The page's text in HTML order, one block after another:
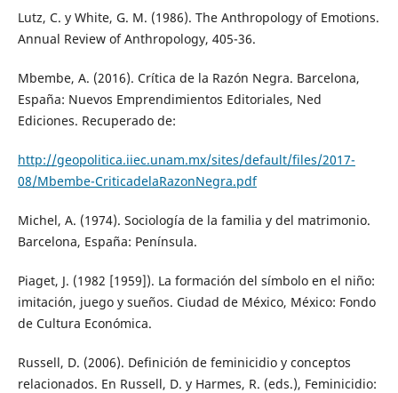
Lutz, C. y White, G. M. (1986). The Anthropology of Emotions.
Annual Review of Anthropology, 405-36.
Mbembe, A. (2016). Crítica de la Razón Negra. Barcelona,
España: Nuevos Emprendimientos Editoriales, Ned
Ediciones. Recuperado de:
http://geopolitica.iiec.unam.mx/sites/default/files/2017-
08/Mbembe-CriticadelaRazonNegra.pdf
Michel, A. (1974). Sociología de la familia y del matrimonio.
Barcelona, España: Península.
Piaget, J. (1982 [1959]). La formación del símbolo en el niño:
imitación, juego y sueños. Ciudad de México, México: Fondo
de Cultura Económica.
Russell, D. (2006). Definición de feminicidio y conceptos
relacionados. En Russell, D. y Harmes, R. (eds.), Feminicidio: